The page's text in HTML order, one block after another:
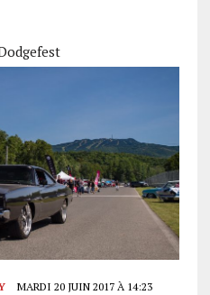
MARDI 20 JUIN 2017 À 14:23